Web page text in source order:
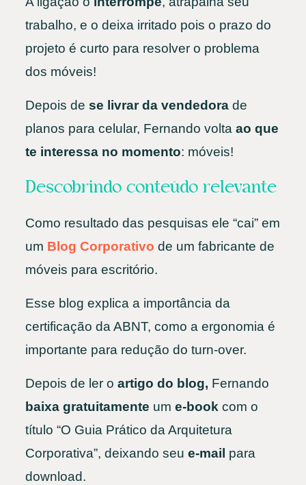
trabalho, e o deixa irritado pois o prazo do
projeto é curto para resolver o problema
dos móveis!
Depois de se livrar da vendedorade
planos para celular, Fernando volta ao que
te interessa no momento: móveis!
Descobrindo conteúdo relevante
Como resultado das pesquisas ele “cai” em
um Blog Corporativo de um fabricante de
móveis para escritório.
Esse blog explica a importância da
certificação da ABNT, como a ergonomia é
importante para redução do turn-over.
Depois de ler o artigo do blog, Fernando
baixa gratuitamente um e-bookcom o
título “O Guia Prático da Arquitetura
Corporativa”, deixando seu e-mail para
download.